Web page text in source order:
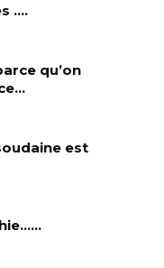
….
qu’on
est